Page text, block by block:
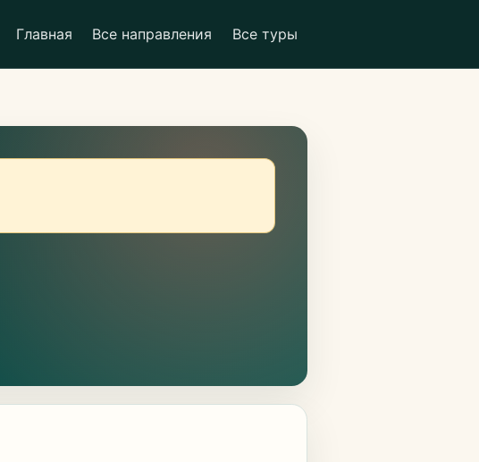
Главная Все направления Все туры